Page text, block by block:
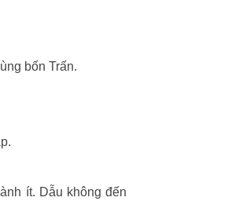
bốn Trấn.
ít. Dẫu không đến